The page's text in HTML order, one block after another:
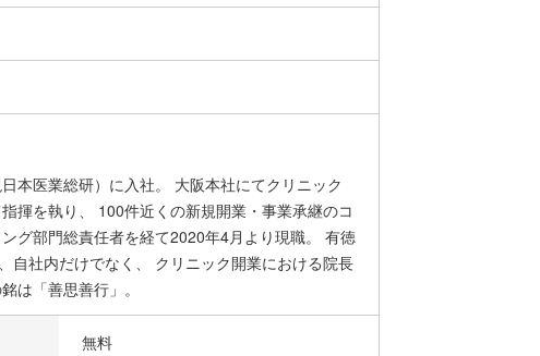
本医業総研）に入社。 大阪本社にてクリニック
揮を執り、 100件近くの新規開業・事業承継のコ
グ部門総責任者を経て2020年4月より現職。 有徳
自社内だけでなく、 クリニック開業における院長
は「善思善行」。
無料